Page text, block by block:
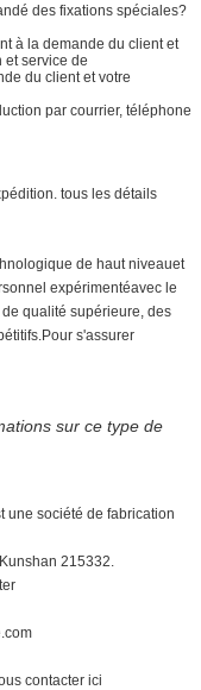
des fixations spéciales?
à la demande du client et
et service de
du client et votre
par courrier, téléphone
tous les détails
de haut niveauet
expérimentéavec le
de qualité supérieure, des
.Pour s'assurer
sur ce type de
une société de fabrication
215332.
contacter ici